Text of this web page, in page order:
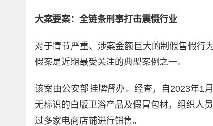
大案要案：全链条刑事打击震慑行业
对于情节严重、涉案金额巨大的制假售假行
假案是近期最受关注的典型案例之一。
该案由公安部挂牌督办。经查，自2023年1
无标识的白版卫浴产品及假冒包材，组织人
过多家电商店铺进行销售。